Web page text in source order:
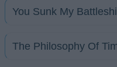
You Sunk My
The Philosophy Of